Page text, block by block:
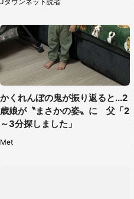
かくれんぼの鬼が振り返ると...2
歳娘が〝まさかの姿〟に 父「2
～3分探しました」
Met